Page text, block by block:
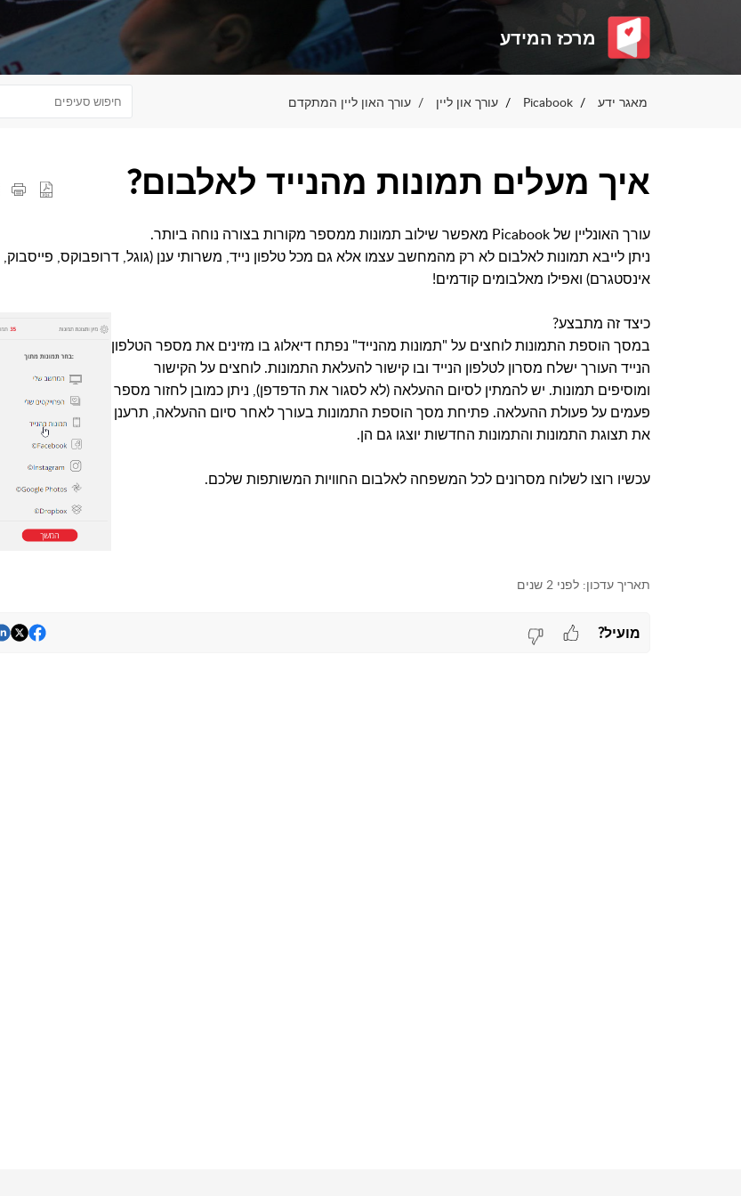
מרכז המידע
מאגר ידע Picabook עורך און ליין עורך האון ליין המתקדם
איך מעלים תמונות מהנייד לאלבום?
עורך האונליין של Picabook מאפשר שילוב תמונות ממספר מקורות בצורה נוחה ביותר.
ניתן לייבא תמונות לאלבום לא רק מהמחשב עצמו אלא גם מכל טלפון נייד, משרותי ענן (גוגל, דרופבוקס, פייסבוק,
אינסטגרם) ואפילו מאלבומים קודמים!
כיצד זה מתבצע?
במסך הוספת התמונות לוחצים על "תמונות מהנייד" נפתח דיאלוג בו מזינים את מספר הטלפון
הנייד העורך ישלח מסרון לטלפון הנייד ובו קישור להעלאת התמונות. לוחצים על הקישור
ומוסיפים תמונות. יש להמתין לסיום ההעלאה (לא לסגור את הדפדפן), ניתן כמובן לחזור מספר
פעמים על פעולת ההעלאה. פתיחת מסך הוספת התמונות בעורך לאחר סיום ההעלאה, תרענן
את תצוגת התמונות והתמונות החדשות יוצגו גם הן.
עכשיו רוצו לשלוח מסרונים לכל המשפחה לאלבום החוויות המשותפות שלכם.
תאריך עדכון: לפני 2 שנים
מועיל?